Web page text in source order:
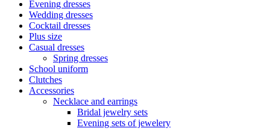
Evening dresses
Wedding dresses
Cocktail dresses
Plus size
Casual dresses
Spring dresses
School uniform
Clutches
Accessories
Necklace and earrings
Bridal jewelry sets
Evening sets of jewelery